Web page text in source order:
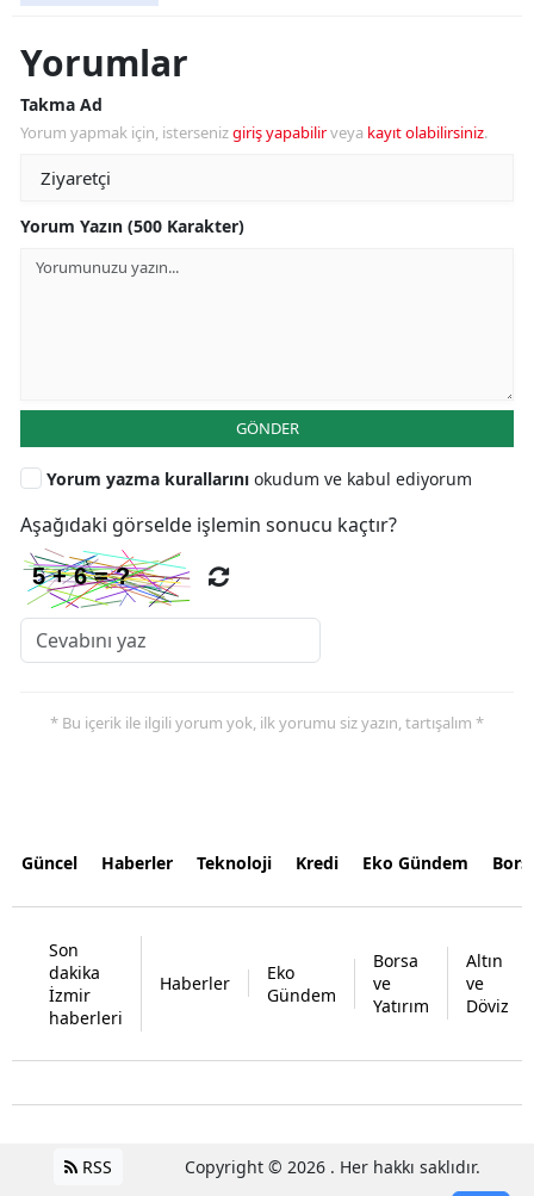
Yorumlar
Takma Ad
Yorum yapmak için, istersenizgiriş yapabilirveya kayıt olabilirsiniz.
Yorum Yazın (500 Karakter)
GÖNDER
Yorum yazma kurallarını okudum ve kabul ediyorum
Aşağıdaki görselde işlemin sonucu kaçtır?
* Bu içerik ile ilgili yorum yok, ilk yorumu siz yazın, tartışalım *
Güncel Haberler Teknoloji Kredi Eko Gündem
Son
dakika
İzmir
haberleri
Haberler
Eko
Gündem
Borsa
ve
Yatırım
Altın
ve
Döviz
RSS Copyright © 2026 . Her hakkı saklıdır.